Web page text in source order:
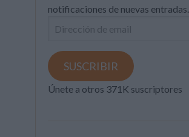
notificaciones de nuevas entradas.
Dirección
email
SUSCRIBIR
Únete a otros 371K suscriptores